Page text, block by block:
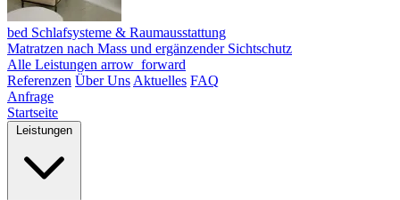
bed Schlafsysteme & Raumausstattung
Matratzen nach Mass und ergänzender Sichtschutz
Alle Leistungen arrow_forward
Referenzen Über Uns Aktuelles FAQ
Anfrage
Startseite